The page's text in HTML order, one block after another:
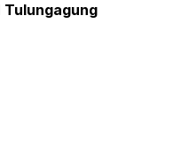
Tulungagung